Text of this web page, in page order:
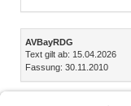
Inhalt
AVBayRDG
Text gilt ab: 15.04.2026
Fassung: 30.11.2010